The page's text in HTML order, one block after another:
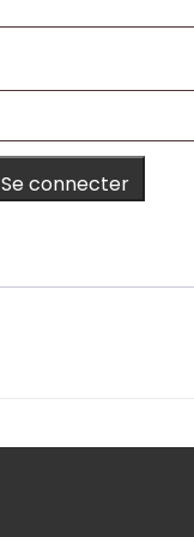
Se connecter